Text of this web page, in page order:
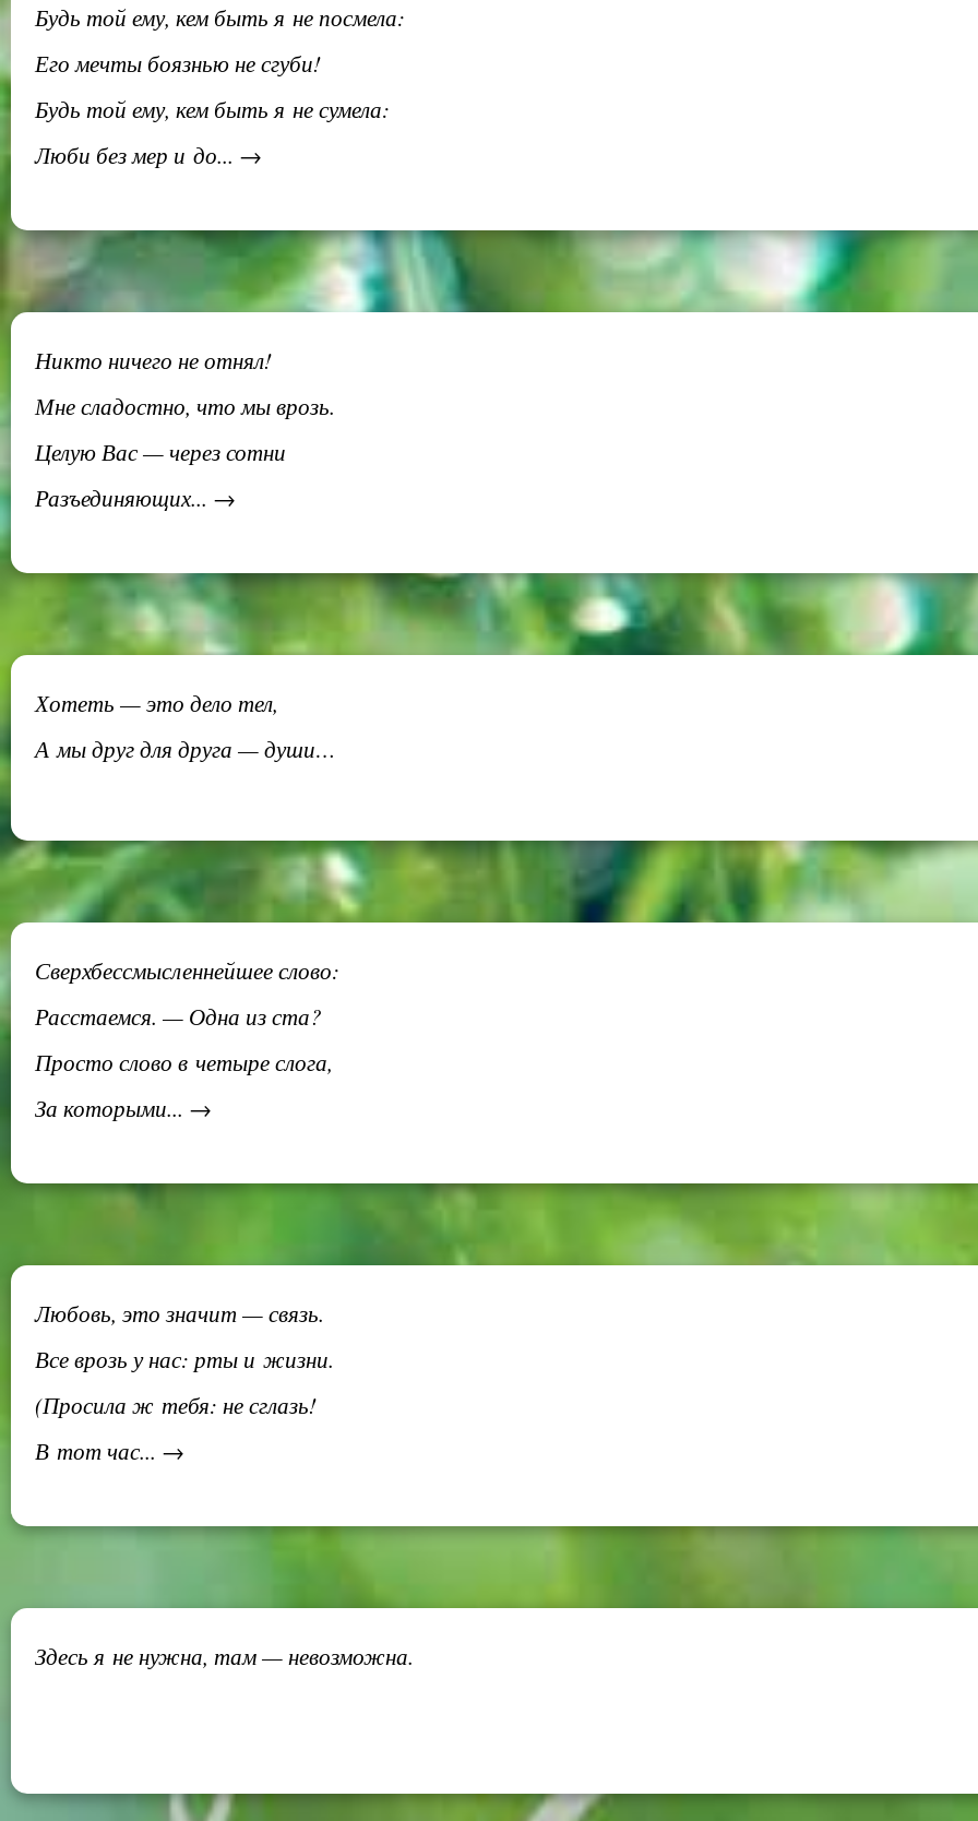
Будь той ему, кем быть я не посмела:
Его мечты боязнью не сгуби!
Будь той ему, кем быть я не сумела:
Люби без мер и до... →
Никто ничего не отнял!
Мне сладостно, что мы врозь.
Целую Вас — через сотни
Разъединяющих... →
Хотеть — это дело тел,
А мы друг для друга — души…
Сверхбессмысленнейшее слово:
Расстаемся. — Одна из ста?
Просто слово в четыре слога,
За которыми... →
Любовь, это значит — связь.
Все врозь у нас: рты и жизни.
(Просила ж тебя: не сглазь!
В тот час... →
Здесь я не нужна, там — невозможна.